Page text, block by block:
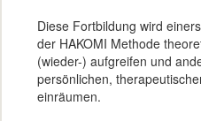
Diese Fortbildung wird
der HAKOMI Methode
(wieder-) aufgreifen und
persönlichen,
einräumen.